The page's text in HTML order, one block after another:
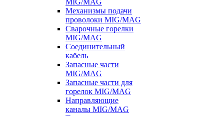
MIG/MAG
Механизмы подачи
проволоки MIG/MAG
Сварочные горелки
MIG/MAG
Соединительный
кабель
Запасные части
MIG/MAG
Запасные части для
горелок MIG/MAG
Направляющие
каналы MIG/MAG